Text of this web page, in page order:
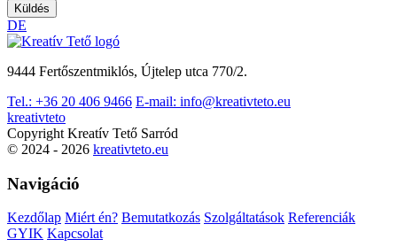
DE
9444 Fertőszentmiklós, Újtelep utca 770/2.
Tel.: +36 20 406 9466 E-mail: info@kreativteto.eu
kreativteto
Copyright Kreatív Tető Sarród
© 2024 - 2026 kreativteto.eu
Navigáció
Kezdőlap Miért én? Bemutatkozás Szolgáltatások Referenciák
GYIK Kapcsolat